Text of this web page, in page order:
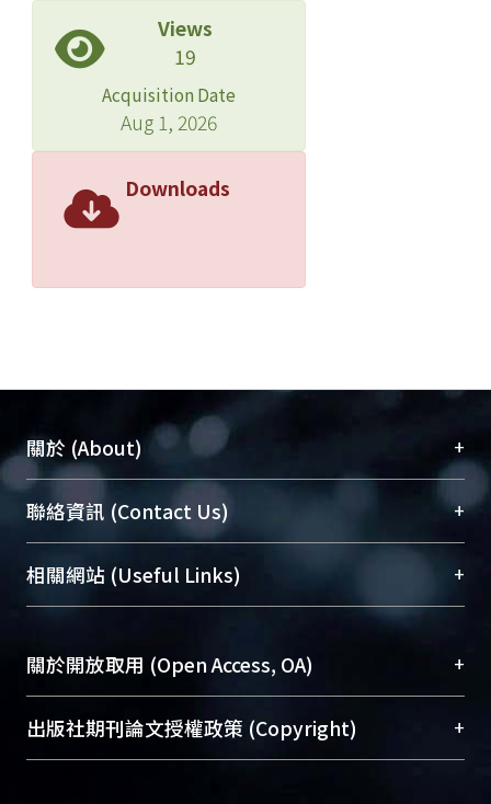
Views
19
Acquisition Date
Aug 1, 2026
Downloads
關於 (About) +
臺大位居世界頂尖大學之列，為永久珍藏及向國際
展現本校豐碩的研究成果及學術能量，圖書館整合
機構典藏（NTUR）與學術庫（AH）不同功能平
台，成為臺大學術典藏NTU scholars。期能整合研
究能量、促進交流合作、保存學術產出、推廣研究
成果。
To permanently archive and promote researcher
profiles and scholarly works, Library integrates the
services of “NTU Repository” with “Academic
聯絡資訊 (Contact Us) +
總館學科館員(Main Library)
醫學圖書館學科館員(Medical Library)
(Social
Sciences Library)
相關網站 (Useful Links) +
關於開放取用 (Open Access, OA) +
開放取用是從使用者角度提升資訊取用性的社會運
動，應用在學術研究上是透過將研究著作公開供使
出版社期刊論文授權政策 (Copyright) +